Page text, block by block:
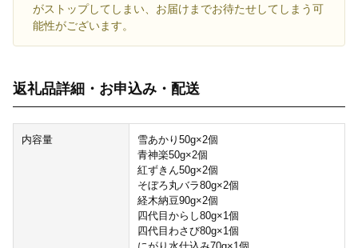
がストップしてしまい、お届けまでお待たせしてしまう可
能性がございます。
返礼品詳細・お申込み・配送
内容量
雪あかり50g×2個
青神楽50g×2個
紅ずきん50g×2個
そぼろ丸バラ80g×2個
経木納豆90g×2個
四代目からし80g×1個
四代目わさび80g×1個